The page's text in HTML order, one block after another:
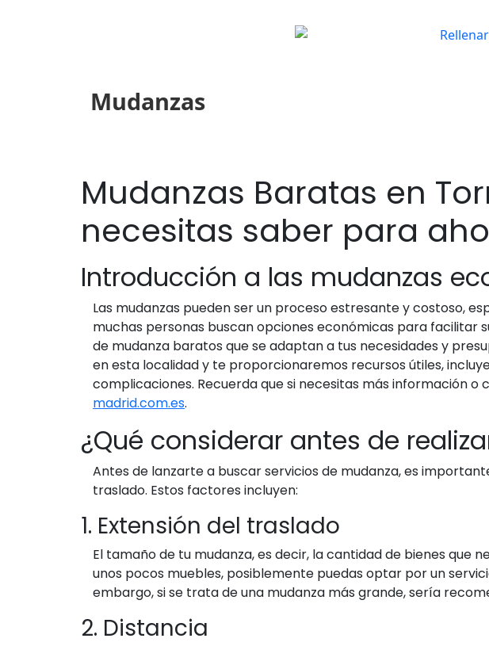
Mudanzas
Mudanzas Baratas en
necesitas saber para
Introducción a las mudanzas
Las mudanzas pueden ser un proceso estresante y costoso,
muchas personas buscan opciones económicas para
de mudanza baratos que se adaptan a tus necesidades y
en esta localidad y te proporcionaremos recursos útiles,
complicaciones. Recuerda que si necesitas más información
madrid.com.es.
¿Qué considerar antes de
Antes de lanzarte a buscar servicios de mudanza, es
traslado. Estos factores incluyen:
1. Extensión del traslado
El tamaño de tu mudanza, es decir, la cantidad de bienes
unos pocos muebles, posiblemente puedas optar por un
embargo, si se trata de una mudanza más grande, sería
2. Distancia